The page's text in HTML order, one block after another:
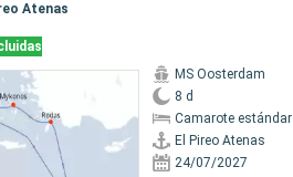
Atenas
MS Oosterdam
8 d
Camarote estándar
El Pireo Atenas
24/07/2027